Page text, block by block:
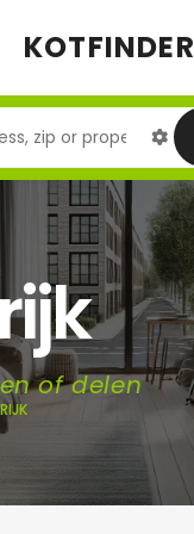
KOTFINDER
of delen